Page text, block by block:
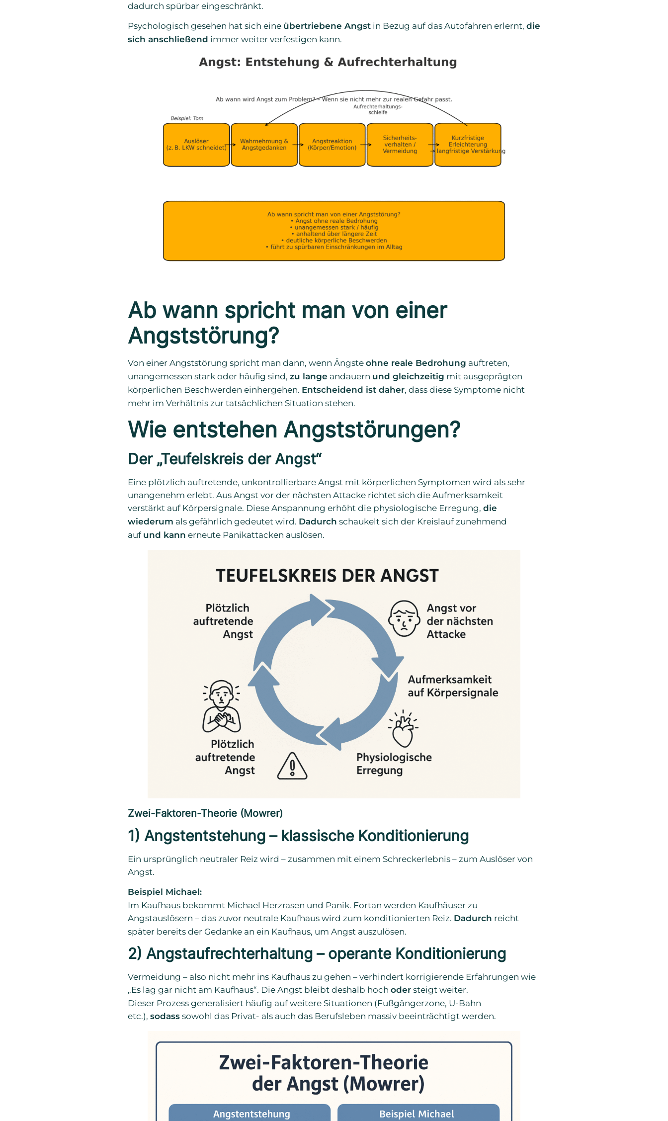
dadurch spürbar eingeschränkt.
Psychologisch gesehen hat sich eine übertriebene Angst in Bezug auf das Autofahren erlernt, die
sich anschließend immer weiter verfestigen kann.
Ab wann spricht man von einer
Angststörung?
Von einer Angststörung spricht man dann, wenn Ängsteohne reale Bedrohung auftreten,
unangemessen stark oder häufig sind, zu lange andauern und gleichzeitig mit ausgeprägten
körperlichen Beschwerden einhergehen. Entscheidend ist daher, dass diese Symptome nicht
mehr im Verhältnis zur tatsächlichen Situation stehen.
Wie entstehen Angststörungen?
Der „Teufelskreis der Angst“
Eine plötzlich auftretende, unkontrollierbare Angst mit körperlichen Symptomen wird als sehr
unangenehm erlebt. Aus Angst vor der nächsten Attacke richtet sich die Aufmerksamkeit
verstärkt auf Körpersignale. Diese Anspannung erhöht die physiologische Erregung, die
wiederum als gefährlich gedeutet wird. Dadurch schaukelt sich der Kreislauf zunehmend
aufund kann erneute Panikattacken auslösen.
Zwei-Faktoren-Theorie (Mowrer)
1) Angstentstehung – klassische Konditionierung
Ein ursprünglich neutraler Reiz wird – zusammen mit einem Schreckerlebnis – zum Auslöser von
Angst.
Beispiel Michael:
Im Kaufhaus bekommt Michael Herzrasen und Panik. Fortan werden Kaufhäuser zu
Angstauslösern – das zuvor neutrale Kaufhaus wird zum konditionierten Reiz. Dadurch reicht
später bereits der Gedanke an ein Kaufhaus, um Angst auszulösen.
2) Angstaufrechterhaltung – operante Konditionierung
Vermeidung – also nicht mehr ins Kaufhaus zu gehen – verhindert korrigierende Erfahrungen wie
„Es lag gar nicht am Kaufhaus“. Die Angst bleibt deshalb hoch odersteigt weiter.
Dieser Prozess generalisiert häufig auf weitere Situationen (Fußgängerzone, U-Bahn
etc.), sodasssowohl das Privat- als auch das Berufsleben massiv beeinträchtigt werden.